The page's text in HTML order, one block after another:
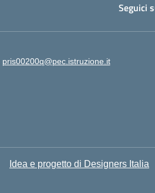
Seguici
pris00200q@pec.istruzione.it
Idea e progetto di Designers Italia